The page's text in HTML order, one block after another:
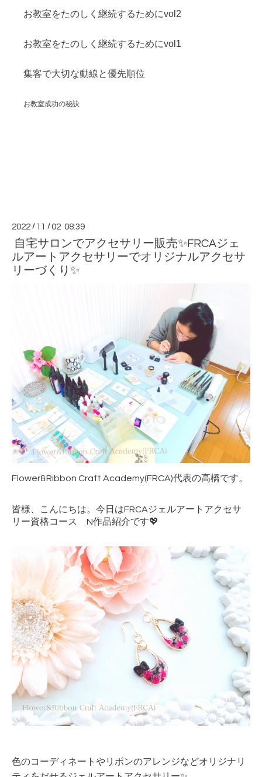
お教室をたのしく継続するためにvol2
お教室をたのしく継続するためにvol1
集客で大切な動線と優先順位
お教室成功の秘訣
2022 / 11 /02 08:39
自宅サロンでアクセサリー販売✨FRCAジェ
ルアートアクセサリーでオリジナルアクセサ
リーづくり✨
Flower&Ribbon Craft Academy(FRCA)代表の高橋です。
皆様、こんにちは。今日はFRCAジェルアート アクセサ
リー資格コース N作品紹介です💖
色のコーディネートやリボンのアレンジなどオリジナリ